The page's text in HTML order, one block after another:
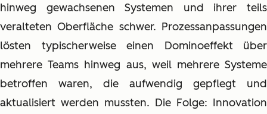
hinweg gewachsenen Systemen und ihrer teils
veralteten Oberfläche schwer. Prozessanpassungen
lösten typischerweise einen Dominoeffekt über
mehrere Teams hinweg aus, weil mehrere Systeme
betroffen waren, die aufwendig gepflegt und
aktualisiert werden mussten. Die Folge: Innovation